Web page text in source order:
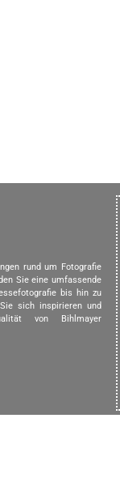
rund um Fotografie
Sie eine umfassende
bis hin zu
sich inspirieren und
von Bihlmayer